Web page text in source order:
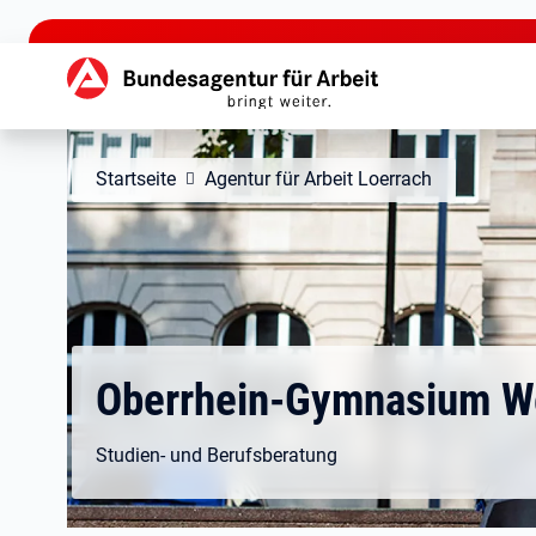
zu den Hauptinhalten springen
Hauptnavigation
Startseite Agentur für Arbeit Loerrach
Oberrhein-Gymnasium
Studien- und Berufsberatung